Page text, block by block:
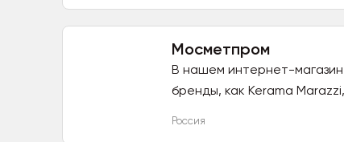
Мосметпром
В нашем интернет-
бренды, как Kerama
Россия